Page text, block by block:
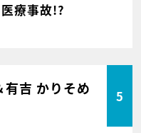
療事故!?
有吉 かりそめ
5